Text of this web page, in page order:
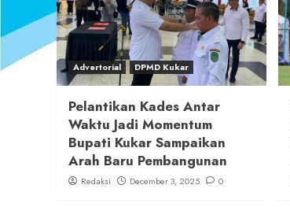
Advertorial DPMD Kukar
Pelantikan Kades Antar
Waktu Jadi Momentum
Bupati Kukar Sampaikan
Arah Baru Pembangunan
Redaksi December 3, 2025 0